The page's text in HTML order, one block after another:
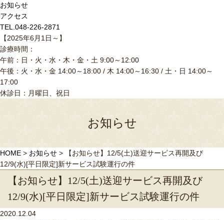
お知らせ
アクセス
TEL.048-226-2871
【2025年6月1日～】
診療時間：
午前：日・火・水・木・金・土 9:00～12:00
午後：火・水・金 14:00～18:00 / 木 14:00～16:30 / 土・日 14:00～
17:00
休診日：月曜日、祝日
お知らせ
HOME > お知らせ >
【お知らせ】12/5(土)送迎サービス再開及び
12/9(水)[平日限定]新サービス試験運行の件
【お知らせ】12/5(土)送迎サービス再開及び
12/9(水)[平日限定]新サービス試験運行の件
2020.12.04